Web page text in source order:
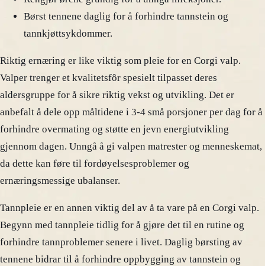
Børst tennene daglig for å forhindre tannstein og
tannkjøttsykdommer.
Riktig ernæring er like viktig som pleie for en Corgi valp.
Valper trenger et kvalitetsfôr spesielt tilpasset deres
aldersgruppe for å sikre riktig vekst og utvikling. Det er
anbefalt å dele opp måltidene i 3-4 små porsjoner per dag for å
forhindre overmating og støtte en jevn energiutvikling
gjennom dagen. Unngå å gi valpen matrester og menneskemat,
da dette kan føre til fordøyelsesproblemer og
ernæringsmessige ubalanser.
Tannpleie er en annen viktig del av å ta vare på en Corgi valp.
Begynn med tannpleie tidlig for å gjøre det til en rutine og
forhindre tannproblemer senere i livet. Daglig børsting av
tennene bidrar til å forhindre oppbygging av tannstein og